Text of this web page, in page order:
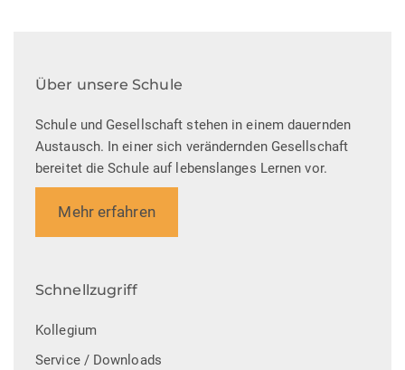
Über unsere Schule
Schule und Gesellschaft stehen in einem dauernden
Austausch. In einer sich verändernden Gesellschaft
bereitet die Schule auf lebenslanges Lernen vor.
Mehr erfahren
Schnellzugriff
Kollegium
Service / Downloads